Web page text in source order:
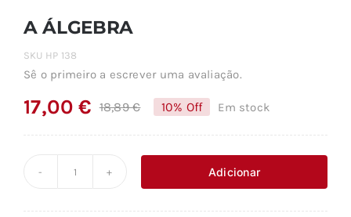
A ÁLGEBRA
SKU HP 138
Sê o primeiro a escrever uma avaliação.
18,89€O
original
era:
17,00€
O
é:
10% Off Em stock
Adicionar